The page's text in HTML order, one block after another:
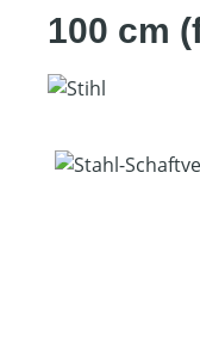
100 cm
Bildergalerie